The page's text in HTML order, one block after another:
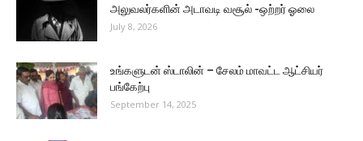
அலுவலர்களின் அடாவடி வசூல் -ஒற்றர் ஓலை
July 8, 2026
உங்களுடன் ஸ்டாலின் – சேலம் மாவட்ட ஆட்சியர்
பங்கேற்பு
September 14, 2025